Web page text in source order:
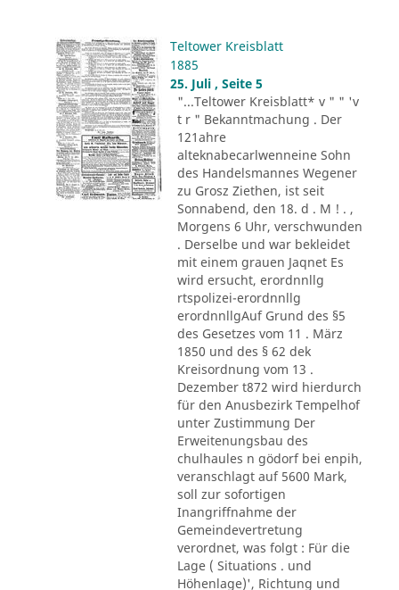
Teltower Kreisblatt
1885
25. Juli , Seite 5
"...Teltower Kreisblatt* v " " 'v
t r " Bekanntmachung . Der
121ahre
alteknabecarlwenneine Sohn
des Handelsmannes Wegener
zu Grosz Ziethen, ist seit
Sonnabend, den 18. d . M ! . ,
Morgens 6 Uhr, verschwunden
. Derselbe und war bekleidet
mit einem grauen Jaqnet Es
wird ersucht, erordnnllg
rtspolizei-erordnnllg
erordnnllgAuf Grund des §5
des Gesetzes vom 11 . März
1850 und des § 62 dek
Kreisordnung vom 13 .
Dezember t872 wird hierdurch
für den Anusbezirk Tempelhof
unter Zustimmung Der
Erweitenungsbau des
chulhaules n gödorf bei enpih,
veranschlagt auf 5600 Mark,
soll zur sofortigen
Inangriffnahme der
Gemeindevertretung
verordnet, was folgt : Für die
Lage ( Situations . und
Höhenlage)', Richtung und